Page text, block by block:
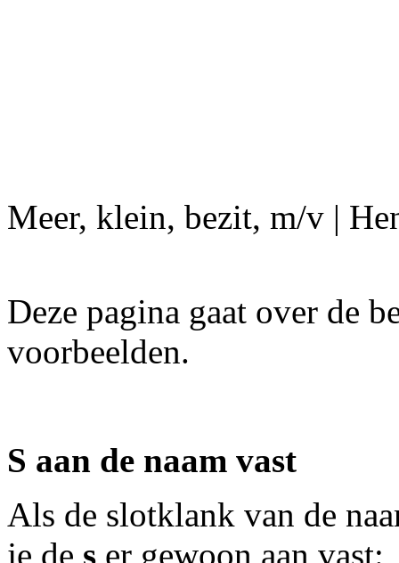
Meer, klein, bezit, m/v |
Deze pagina gaat over de
voorbeelden.
S aan de naam vast
Als de slotklank van de
je de s er gewoon aan vast: